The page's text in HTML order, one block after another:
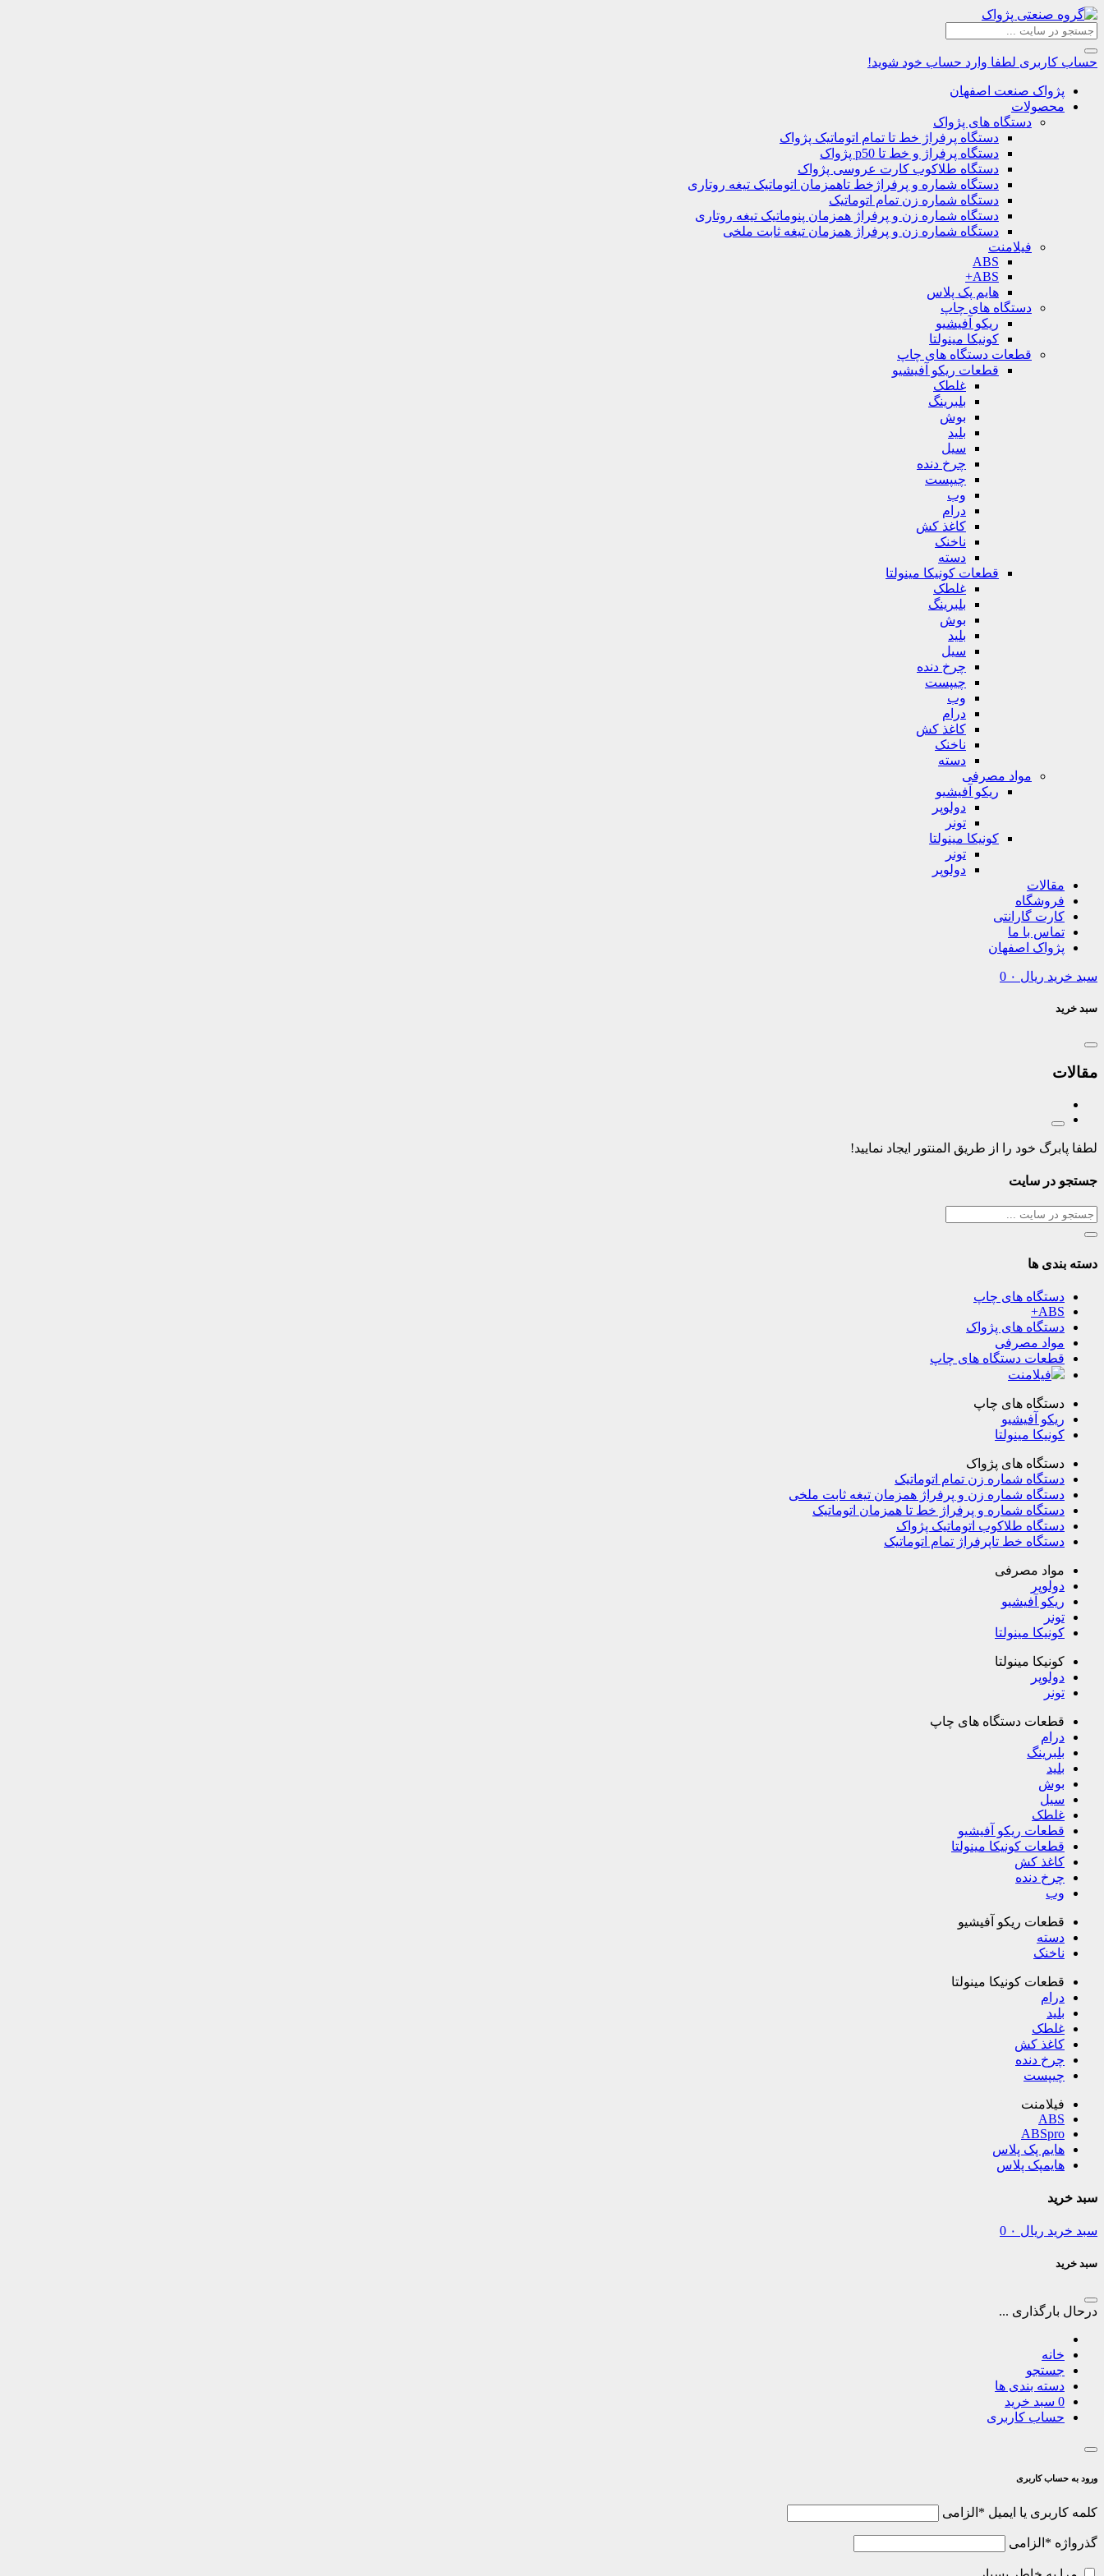
حساب کاربری لطفا وارد حساب خود شوید!
پژواک صنعت اصفهان
محصولات
دستگاه های پژواک
دستگاه پرفراژ خط تا تمام اتوماتیک پژواک
دستگاه پرفراژ و خط تا p50 پژواک
دستگاه طلاکوب کارت عروسی پژواک
دستگاه شماره و پرفراژخط تاهمزمان اتوماتیک تیغه روتاری
دستگاه شماره زن تمام اتوماتیک
دستگاه شماره زن و پرفراژ همزمان پنوماتیک تیغه روتاری
دستگاه شماره زن و پرفراژ همزمان تیغه ثابت ملخی
فیلامنت
ABS
ABS+
هایم پک پلاس
دستگاه های چاپ
ریکو آفیشیو
کونیکا مینولتا
قطعات دستگاه های چاپ
قطعات ریکو آفیشیو
غلطک
بلبرینگ
بوش
بلید
سیل
چرخ دنده
چیپست
وب
درام
کاغذ کش
ناخنک
دسته
قطعات کونیکا مینولتا
غلطک
بلبرینگ
بوش
بلید
سیل
چرخ دنده
چیپست
وب
درام
کاغذ کش
ناخنک
دسته
مواد مصرفی
ریکو آفیشیو
دولوپر
تونر
کونیکا مینولتا
تونر
دولوپر
مقالات
فروشگاه
کارت گارانتی
تماس با ما
پژواک اصفهان
سبد خرید ریال 0
سبد خرید
مقالات
لطفا پابرگ خود را از طریق المنتور ایجاد نمایید!
جستجو در سایت
دسته بندی ها
دستگاه های چاپ
ABS+
دستگاه های پژواک
مواد مصرفی
قطعات دستگاه های چاپ
فیلامنت
دستگاه های چاپ
ریکو آفیشیو
کونیکا مینولتا
دستگاه های پژواک
دستگاه شماره زن تمام اتوماتیک
دستگاه شماره زن و پرفراژ همزمان تیغه ثابت ملخی
دستگاه شماره و پرفراژ خط تا همزمان اتوماتیک
دستگاه طلاکوب اتوماتیک پژواک
دستگاه خط تاپرفراژ تمام اتوماتیک
مواد مصرفی
دولوپر
ریکو آفیشیو
تونر
کونیکا مینولتا
کونیکا مینولتا
دولوپر
تونر
قطعات دستگاه های چاپ
درام
بلبرینگ
بلید
بوش
سیل
غلطک
قطعات ریکو آفیشیو
قطعات کونیکا مینولتا
کاغذ کش
چرخ دنده
وب
قطعات ریکو آفیشیو
دسته
ناخنک
قطعات کونیکا مینولتا
درام
بلید
غلطک
کاغذ کش
چرخ دنده
چیپست
فیلامنت
ABS
ABSpro
هایم پک پلاس
هایمپک پلاس
سبد خرید
سبد خرید ریال 0
سبد خرید
درحال بارگذاری ...
خانه
جستجو
دسته بندی ها
0 سبد خرید
حساب کاربری
ورود به حساب کاربری
کلمه کاربری یا ایمیل * الزامی
گذرواژه * الزامی